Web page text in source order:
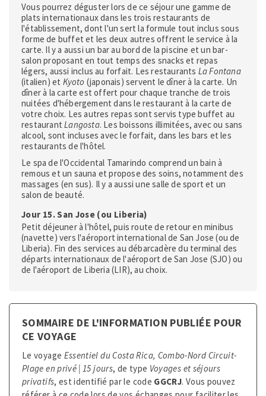
Vous pourrez déguster lors de ce séjour une gamme de
plats internationaux dans les trois restaurants de
l'établissement, dont l'un sert la formule tout inclus sous
forme de buffet et les deux autres offrent le service à la
carte. Il y a aussi un bar au bord de la piscine et un bar-
salon proposant en tout temps des snacks et repas
légers, aussi inclus au forfait. Les restaurants La Fontana
(italien) et Kyoto (japonais) servent le dîner à la carte. Un
dîner à la carte est offert pour chaque tranche de trois
nuitées d'hébergement dans le restaurant à la carte de
votre choix. Les autres repas sont servis type buffet au
restaurantLangosta. Les boissons illimitées, avec ou sans
alcool, sont incluses avec le forfait, dans les bars et les
restaurants de l'hôtel.
Le spa de l'Occidental Tamarindo comprend un bain à
remous et un sauna et propose des soins, notamment des
massages (en sus). Il y a aussi une salle de sport et un
salon de beauté.
Jour 15. San Jose (ou Liberia)
Petit déjeuner à l'hôtel, puis route de retour en minibus
(navette) vers l'aéroport international de San Jose (ou de
Liberia). Fin des services au débarcadère du terminal des
départs internationaux de l'aéroport de San Jose (SJO) ou
de l'aéroport de Liberia (LIR), au choix.
SOMMAIRE DE L'INFORMATION PUBLIÉE POUR
CE VOYAGE
Le voyage Essentiel du Costa Rica, Combo-Nord Circuit-
Plage en privé | 15 jours, de type Voyages et séjours
privatifs, est identifié par le code GGCRJ. Vous pouvez